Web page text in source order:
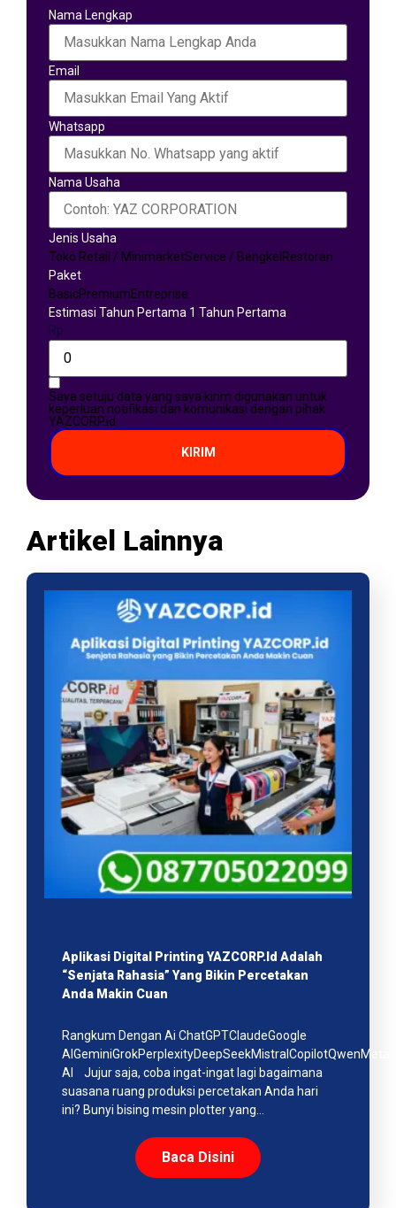
Nama Lengkap
Email
Whatsapp
Nama Usaha
Jenis Usaha
Toko Retail / MinimarketService / Bengkel Restoran
Paket
BasicPremiumEntreprise
Estimasi Tahun Pertama 1 Tahun Pertama
Rp
Saya setuju data yang saya kirim digunakan untuk
keperluan notifikasi dan komunikasi dengan pihak
YAZCORP.id
KIRIM
Artikel Lainnya
Aplikasi Digital Printing YAZCORP.id Adalah
“Senjata Rahasia” Yang Bikin Percetakan
Anda Makin Cuan
Rangkum Dengan Ai ChatGPTClaudeGoogle
AIGeminiGrokPerplexityDeepSeekMistralCopilotQwenMeta
AI Jujur saja, coba ingat-ingat lagi bagaimana
suasana ruang produksi percetakan Anda hari
ini? Bunyi bising mesin plotter yang…
Baca Disini